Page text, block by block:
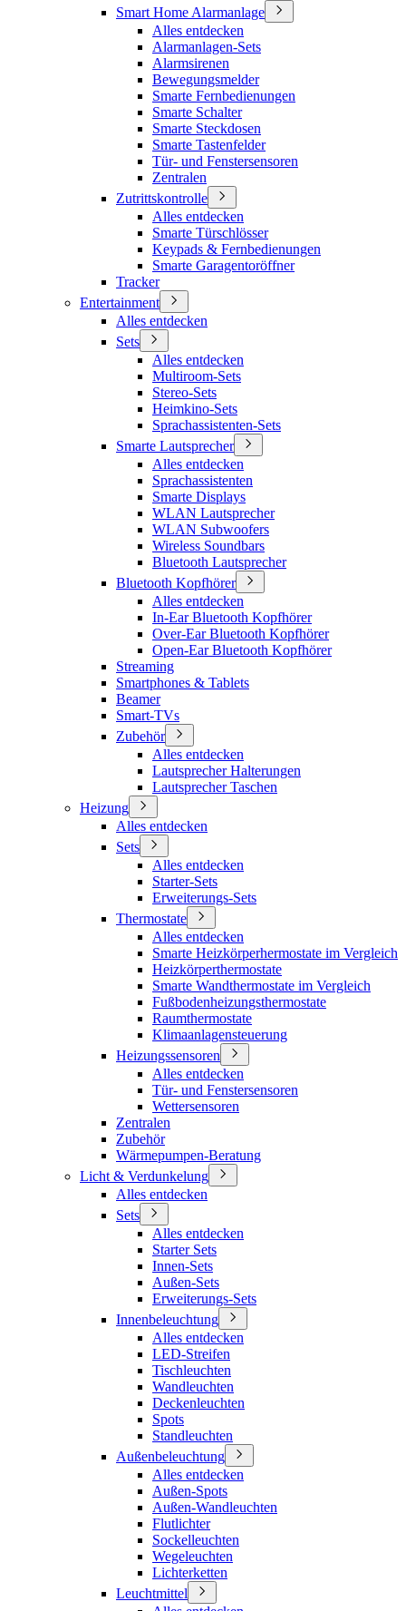
Smart Home Alarmanlage
Alles entdecken
Alarmanlagen-Sets
Alarmsirenen
Bewegungsmelder
Smarte Fernbedienungen
Smarte Schalter
Smarte Steckdosen
Smarte Tastenfelder
Tür- und Fenstersensoren
Zentralen
Zutrittskontrolle
Alles entdecken
Smarte Türschlösser
Keypads & Fernbedienungen
Smarte Garagentoröffner
Tracker
Entertainment
Alles entdecken
Sets
Alles entdecken
Multiroom-Sets
Stereo-Sets
Heimkino-Sets
Sprachassistenten-Sets
Smarte Lautsprecher
Alles entdecken
Sprachassistenten
Smarte Displays
WLAN Lautsprecher
WLAN Subwoofers
Wireless Soundbars
Bluetooth Lautsprecher
Bluetooth Kopfhörer
Alles entdecken
In-Ear Bluetooth Kopfhörer
Over-Ear Bluetooth Kopfhörer
Open-Ear Bluetooth Kopfhörer
Streaming
Smartphones & Tablets
Beamer
Smart-TVs
Zubehör
Alles entdecken
Lautsprecher Halterungen
Lautsprecher Taschen
Heizung
Alles entdecken
Sets
Alles entdecken
Starter-Sets
Erweiterungs-Sets
Thermostate
Alles entdecken
Smarte Heizkörperhermostate im Vergleich
Heizkörperthermostate
Smarte Wandthermostate im Vergleich
Fußbodenheizungsthermostate
Raumthermostate
Klimaanlagensteuerung
Heizungssensoren
Alles entdecken
Tür- und Fenstersensoren
Wettersensoren
Zentralen
Zubehör
Wärmepumpen-Beratung
Licht & Verdunkelung
Alles entdecken
Sets
Alles entdecken
Starter Sets
Innen-Sets
Außen-Sets
Erweiterungs-Sets
Innenbeleuchtung
Alles entdecken
LED-Streifen
Tischleuchten
Wandleuchten
Deckenleuchten
Spots
Standleuchten
Außenbeleuchtung
Alles entdecken
Außen-Spots
Außen-Wandleuchten
Flutlichter
Sockelleuchten
Wegeleuchten
Lichterketten
Leuchtmittel